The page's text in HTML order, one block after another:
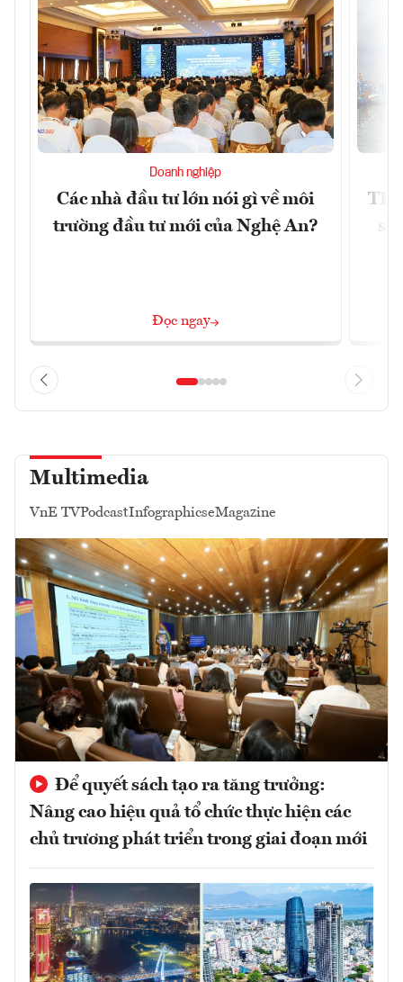
Doanh nghiệp
Các nhà đầu tư lớn nói gì về môi
trường đầu tư mới của Nghệ An?
Đọc ngay
Multimedia
VnE TVPodcastInfographicseMagazine
Để quyết sách tạo ra tăng trưởng:
Nâng cao hiệu quả tổ chức thực hiện các
chủ trương phát triển trong giai đoạn mới